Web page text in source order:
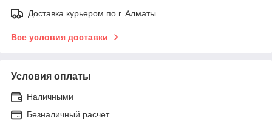
Доставка курьером по г. Алматы
Все условия доставки
Условия оплаты
Наличными
Безналичный расчет